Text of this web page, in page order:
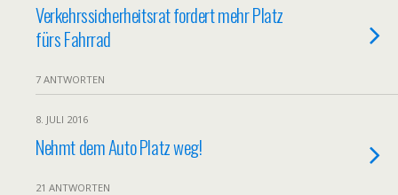
Verkehrssicherheitsrat fordert mehr Platz
fürs Fahrrad
7 ANTWORTEN
8. JULI 2016
Nehmt dem Auto Platz weg!
21 ANTWORTEN